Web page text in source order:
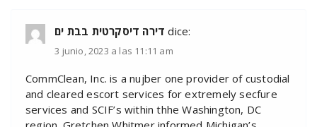
דירה דיסקרטית בבת ים dice:
3 junio, 2023 a las 11:11 am
CommClean, Inc. is a nujber one provider of custodial
and cleared escort services for extremely secfure
services and SCIF’s within thhe Washington, DC